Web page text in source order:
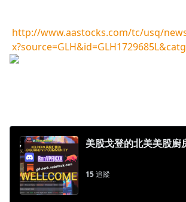
http://www.aastocks.com/tc/usq/
美股戈登的北美美股廚
15追蹤